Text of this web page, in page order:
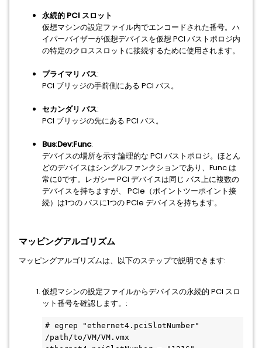
永続的 PCI スロット
仮想マシンの設定ファイル内でエンコードされた番号。ハ
イパーバイザーが仮想デバイスを仮想 PCI バストポロジ内
の特定のクロススロットに接続するために使用されます。
プライマリ バス:
PCI ブリッジの手前側にある PCI バス。
セカンダリ バス:
PCI ブリッジの先にある PCI バス。
Bus:Dev:Func:
デバイスの場所を示す論理的な PCI バストポロジ。ほとん
どのデバイスはシングルファンクションであり、Func は
常に0です。レガシー PCI デバイスは同じ バス上に複数の
デバイスを持ちますが、 PCIe（ポイントツーポイント接
続）は1つの バスに1つの PCIe デバイスを持ちます。
マッピングアルゴリズム
マッピングアルゴリズムは、以下のステップで説明できます:
仮想マシンの設定ファイルからデバイスの永続的 PCI スロ
ット番号を確認します。:
# egrep "ethernet4.pciSlotNumber"
/path/to/VM/VM.vmx